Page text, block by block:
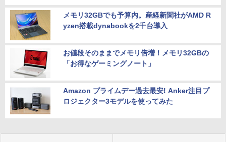
メモリ32GBでも予算内。産経新聞社がAMD R
yzen搭載dynabookを2千台導入
お値段そのままでメモリ倍増！メモリ32GBの
「お得なゲーミングノート」
Amazon プライムデー過去最安! Anker注目プ
ロジェクター3モデルを使ってみた